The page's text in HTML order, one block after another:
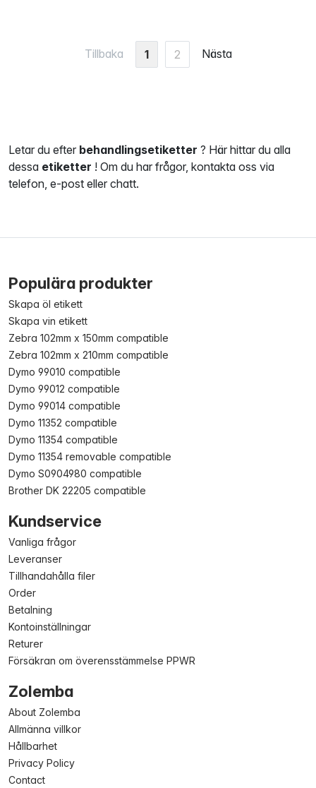
Tillbaka 1 2 Nästa
Letar du efter behandlingsetiketter ? Här hittar du alla
dessa etiketter ! Om du har frågor, kontakta oss via
telefon, e-post eller chatt.
Populära produkter
Skapa öl etikett
Skapa vin etikett
Zebra 102mm x 150mm compatible
Zebra 102mm x 210mm compatible
Dymo 99010 compatible
Dymo 99012 compatible
Dymo 99014 compatible
Dymo 11352 compatible
Dymo 11354 compatible
Dymo 11354 removable compatible
Dymo S0904980 compatible
Brother DK 22205 compatible
Kundservice
Vanliga frågor
Leveranser
Tillhandahålla filer
Order
Betalning
Kontoinställningar
Returer
Försäkran om överensstämmelse PPWR
Zolemba
About Zolemba
Allmänna villkor
Hållbarhet
Privacy Policy
Contact